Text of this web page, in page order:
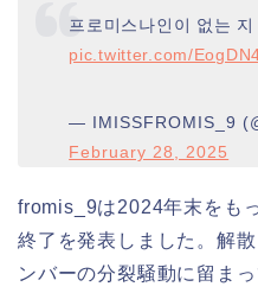
프로미스나인이 없는
pic.twitter.com/
— IMISSFROMIS_9
February 28, 2025
fromis_9は2024年末をも
終了を発表しました。解
ンバーの分裂騒動に留ま